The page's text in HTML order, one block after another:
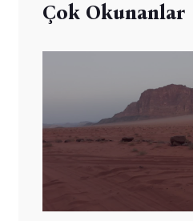
Çok Okunanlar